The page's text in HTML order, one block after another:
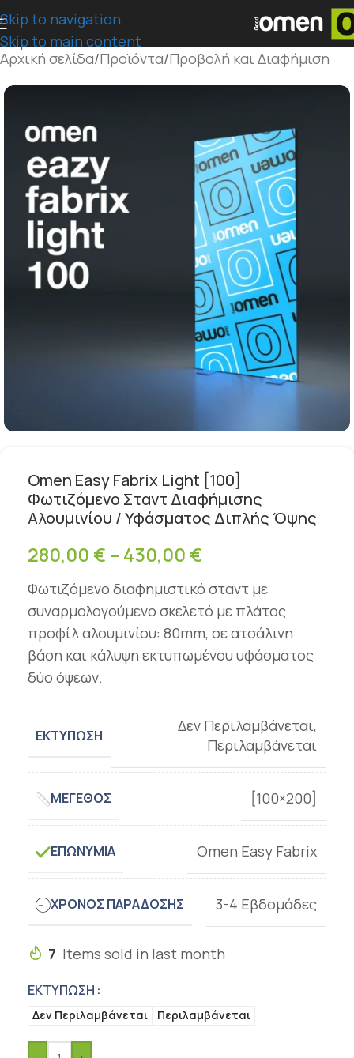
Skip to navigation
Skip to main content
Αρχική σελίδα/Προϊόντα/Προβολή και Διαφήμιση
Omen Easy Fabrix Light [100]
Φωτιζόμενο Σταντ Διαφήμισης
Αλουμινίου / Υφάσματος Διπλής Όψης
280,00 € – 430,00 €
Φωτιζόμενο διαφημιστικό σταντ με
συναρμολογούμενο σκελετό με πλάτος
προφίλ αλουμινίου: 80mm, σε ατσάλινη
βάση και κάλυψη εκτυπωμένου υφάσματος
δύο όψεων.
ΕΚΤΎΠΩΣΗ
Δεν Περιλαμβάνεται,
Περιλαμβάνεται
ΜΈΓΕΘΟΣ [100×200]
ΕΠΩΝΥΜΊΑ Omen Easy Fabrix
ΧΡΌΝΟΣ ΠΑΡΆΔΟΣΗΣ 3-4 Εβδομάδες
7 Items sold in last month
ΕΚΤΎΠΩΣΗ
Δεν Περιλαμβάνεται Περιλαμβάνεται